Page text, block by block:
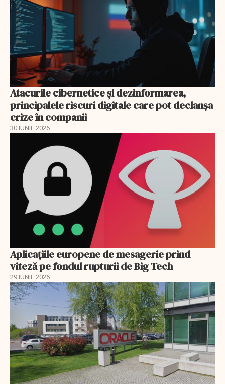
Atacurile cibernetice şi dezinformarea,
principalele riscuri digitale care pot declanşa
crize în companii
30 IUNIE 2026
Aplicațiile europene de mesagerie prind
viteză pe fondul rupturii de Big Tech
29 IUNIE 2026